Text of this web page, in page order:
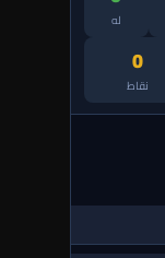
له
0
نقاط